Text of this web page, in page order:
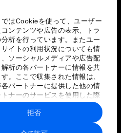
ではCookieを使って、ユーザー
ンテンツや広告の表示、トラ
析を行っています。またユー
イトの利用状況についても情
ソーシャルメディアや広告配
析の各パートナーに情報を共
。ここで収集された情報は、
パートナーに提供した他の情
ナーのサービスを使用した際
た情報と組み合わされ、各パー
て使用されることがありま
拒否
リシーと利用規約